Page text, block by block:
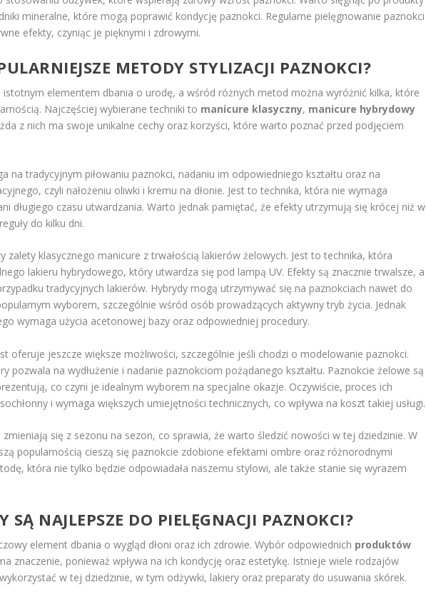
mineralne, które mogą poprawić kondycję paznokci. Regularne pielęgnowanie paznokci
efekty, czyniąc je pięknymi i zdrowymi.
METODY STYLIZACJI PAZNOKCI?
istotnym elementem dbania o urodę, a wśród różnych metod można wyróżnić kilka, które
Najczęściej wybierane techniki to manicure klasyczny, manicure hybrydowy
z nich ma swoje unikalne cechy oraz korzyści, które warto poznać przed podjęciem
na tradycyjnym piłowaniu paznokci, nadaniu im odpowiedniego kształtu oraz na
czyli nałożeniu oliwki i kremu na dłonie. Jest to technika, która nie wymaga
długiego czasu utwardzania. Warto jednak pamiętać, że efekty utrzymują się krócej niż w
do kilku dni.
zalety klasycznego manicure z trwałością lakierów żelowych. Jest to technika, która
lakieru hybrydowego, który utwardza się pod lampą UV. Efekty są znacznie trwalsze, a
tradycyjnych lakierów. Hybrydy mogą utrzymywać się na paznokciach nawet do
wyborem, szczególnie wśród osób prowadzących aktywny tryb życia. Jednak
wymaga użycia acetonowej bazy oraz odpowiedniej procedury.
oferuje jeszcze większe możliwości, szczególnie jeśli chodzi o modelowanie paznokci.
pozwala na wydłużenie i nadanie paznokciom pożądanego kształtu. Paznokcie żelowe są
co czyni je idealnym wyborem na specjalne okazje. Oczywiście, proces ich
i wymaga większych umiejętności technicznych, co wpływa na koszt takiej usługi.
się z sezonu na sezon, co sprawia, że warto śledzić nowości w tej dziedzinie. W
popularnością cieszą się paznokcie zdobione efektami ombre oraz różnorodnymi
która nie tylko będzie odpowiadała naszemu stylowi, ale także stanie się wyrazem
SĄ NAJLEPSZE DO PIELĘGNACJI PAZNOKCI?
element dbania o wygląd dłoni oraz ich zdrowie. Wybór odpowiednich produktów
znaczenie, ponieważ wpływa na ich kondycję oraz estetykę. Istnieje wiele rodzajów
w tej dziedzinie, w tym odżywki, lakiery oraz preparaty do usuwania skórek.